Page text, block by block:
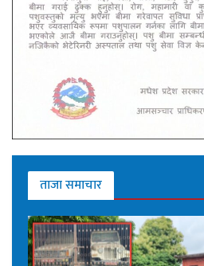
ताजा समाचार